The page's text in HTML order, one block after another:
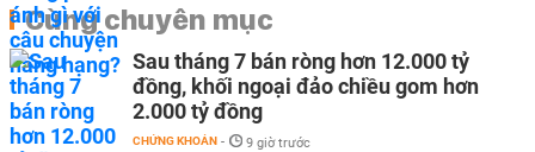
Cùng chuyên mục
Sau tháng 7 bán ròng hơn 12.000 tỷ
đồng, khối ngoại đảo chiều gom hơn
2.000 tỷ đồng
CHỨNG KHOÁN - 9 giờ trước